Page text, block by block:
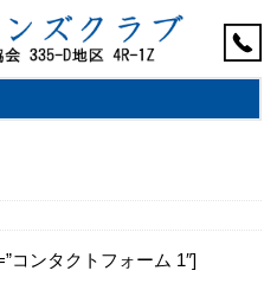
コンタクトフォーム 1″]